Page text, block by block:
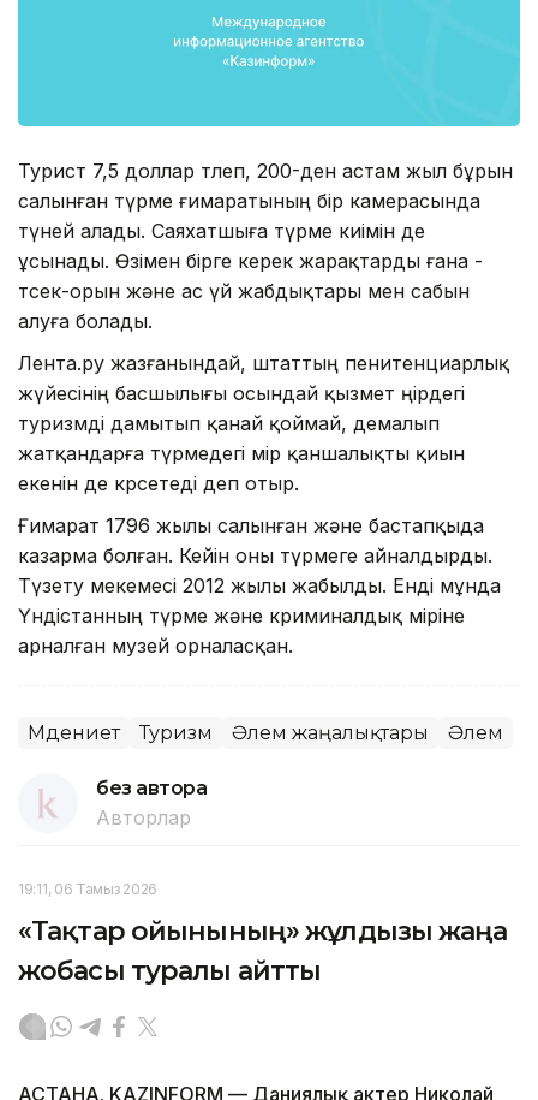
Турист 7,5 доллар төлеп, 200-ден астам жыл бұрын
салынған түрме ғимаратының бір камерасында
түней алады. Саяхатшыға түрме киімін де
ұсынады. Өзімен бірге керек жарақтарды ғана -
төсек-орын және ас үй жабдықтары мен сабын
алуға болады.
Лента.ру жазғанындай, штаттың пенитенциарлық
жүйесінің басшылығы осындай қызмет өңірдегі
туризмді дамытып қанай қоймай, демалып
жатқандарға түрмедегі өмір қаншалықты қиын
екенін де көрсетеді деп отыр.
Ғимарат 1796 жылы салынған және бастапқыда
казарма болған. Кейін оны түрмеге айналдырды.
Түзету мекемесі 2012 жылы жабылды. Енді мұнда
Үндістанның түрме және криминалдық өміріне
арналған музей орналасқан.
Мәдениет Туризм Әлем жаңалықтары Әлем
без автора
Авторлар
19:11, 06 Тамыз 2026
«Тақтар ойынының» жұлдызы жаңа
жобасы туралы айтты
АСТАНА. KAZINFORM — Даниялық актер Николай